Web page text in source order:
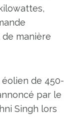
manière
de 450-
par le
Singh lors